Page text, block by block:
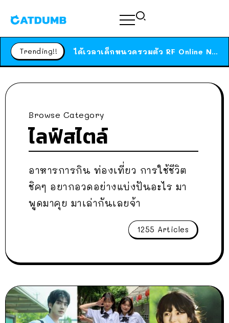
Trending!! ได้เวลาเด็กหนวดรวมตัว RF Online Next เปิดให้เล่นแล้ว เกม Sci-Fi MMORPG ระดับตำนาน เล่นได้ทั้งมือถือและ PC
Browse Category
ไลฟ์สไตล์
อาหารการกิน ท่องเที่ยว การใช้ชีวิต
ชิคๆ อยากอวดอย่างแบ่งปันอะไร มา
พูดมาคุย มาเล่ากันเลยจ้า
1255 Articles